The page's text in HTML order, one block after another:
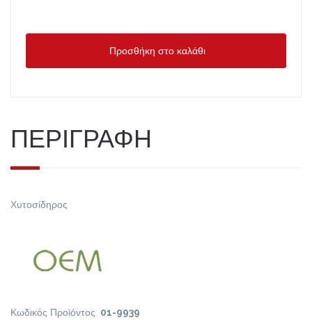
Προσθήκη στο καλάθι
ΠΕΡΙΓΡΑΦΗ
Χυτοσίδηρος
Κωδικός Προϊόντος: 01-9939